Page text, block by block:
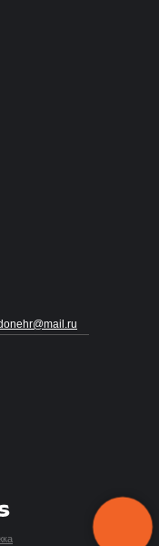
позвоните:
367 9043